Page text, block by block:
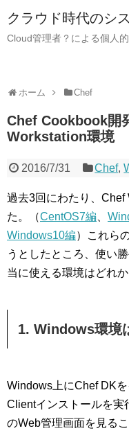
クラウド時代のシ
Cloud管理者？による個人
ホーム Chef
Chef Cookbook開
Workstation環境
2016/7/31 Chef,
過去3回にわたり、Chef
た。（CentOS7編
Windows10編）これら
うとしたところ、使い
当に使える環境はどれ
1. Windows環境
Windows上にChef DK
Clientインストールを実
のWeb管理画面を見る